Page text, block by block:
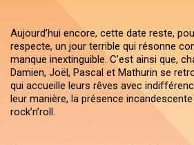
Aujourd’hui encore, cette date reste,
respecte, un jour terrible qui résonne
manque inextinguible. C’est ainsi que,
Damien, Joël, Pascal et Mathurin se
qui accueille leurs rêves avec
leur manière, la présence
rock’n’roll.